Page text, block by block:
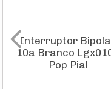
Interruptor
10a Branco
Pop Pial